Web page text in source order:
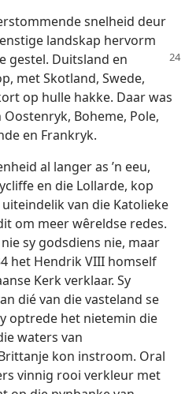
snelheid deur
landskap hervorm
gestel. Duitsland en
met Skotland, Swede,
op hulle hakke. Daar was
Boheme, Pole,
en Frankryk.
al langer as ’n eeu,
en die Lollarde, kop
van die Katolieke
om meer wêreldse redes.
sy godsdiens nie, maar
het Hendrik VIII homself
Kerk verklaar. Sy
dié van die vasteland se
optrede het nietemin die
waters van
kon instroom. Oral
vinnig rooi verkleur met